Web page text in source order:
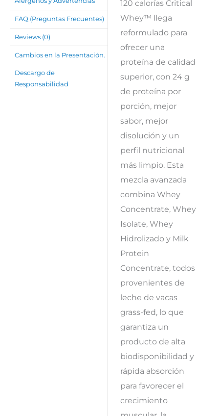
FAQ (Preguntas Frecuentes)
Reviews (0)
Cambios en la Presentación.
Descargo de
Responsabilidad
120 calorías Critical
Whey™ llega
reformulado para
ofrecer una
proteína de calidad
superior, con 24 g
de proteína por
porción, mejor
sabor, mejor
disolución y un
perfil nutricional
más limpio. Esta
mezcla avanzada
combina Whey
Concentrate, Whey
Isolate, Whey
Hidrolizado y Milk
Protein
Concentrate, todos
provenientes de
leche de vacas
grass-fed, lo que
garantiza un
producto de alta
biodisponibilidad y
rápida absorción
para favorecer el
crecimiento